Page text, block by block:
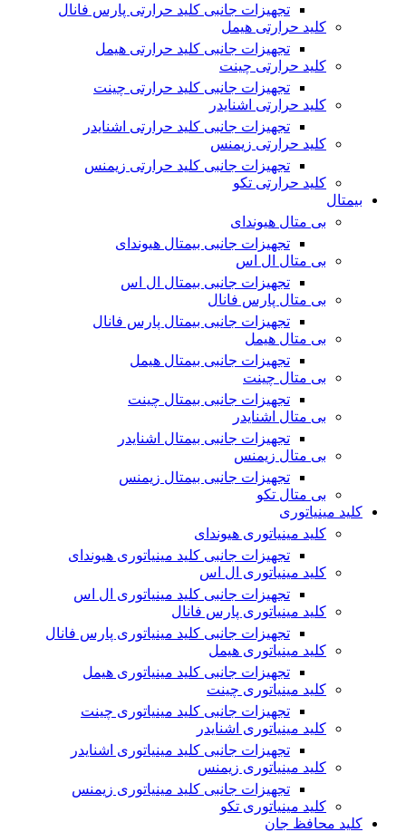
تجهیزات جانبی کلید حرارتی پارس فانال
کلید حرارتی هیمل
تجهیزات جانبی کلید حرارتی هیمل
کلید حرارتی چینت
تجهیزات جانبی کلید حرارتی چینت
کلید حرارتی اشنایدر
تجهیزات جانبی کلید حرارتی اشنایدر
کلید حرارتی زیمنس
تجهیزات جانبی کلید حرارتی زیمنس
کلید حرارتی تکو
بیمتال
بی متال هیوندای
تجهیزات جانبی بیمتال هیوندای
بی متال ال اس
تجهیزات جانبی بیمتال ال اس
بی متال پارس فانال
تجهیزات جانبی بیمتال پارس فانال
بی متال هیمل
تجهیزات جانبی بیمتال هیمل
بی متال چینت
تجهیزات جانبی بیمتال چینت
بی متال اشنایدر
تجهیزات جانبی بیمتال اشنایدر
بی متال زیمنس
تجهیزات جانبی بیمتال زیمنس
بی متال تکو
کلید مینیاتوری
کلید مینیاتوری هیوندای
تجهیزات جانبی کلید مینیاتوری هیوندای
کلید مینیاتوری ال اس
تجهیزات جانبی کلید مینیاتوری ال اس
کلید مینیاتوری پارس فانال
تجهیزات جانبی کلید مینیاتوری پارس فانال
کلید مینیاتوری هیمل
تجهیزات جانبی کلید مینیاتوری هیمل
کلید مینیاتوری چینت
تجهیزات جانبی کلید مینیاتوری چینت
کلید مینیاتوری اشنایدر
تجهیزات جانبی کلید مینیاتوری اشنایدر
کلید مینیاتوری زیمنس
تجهیزات جانبی کلید مینیاتوری زیمنس
کلید مینیاتوری تکو
کلید محافظ جان